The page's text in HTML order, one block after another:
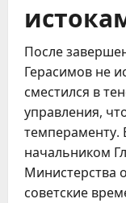
После
Герасимов не
сместился в
управления,
темпераменту.
начальником
Министерства
советские